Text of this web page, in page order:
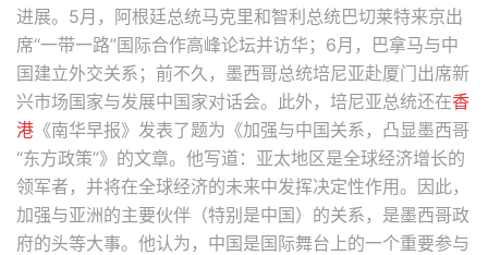
进展。5月，阿根廷总统马克里和智利总统巴切莱特来京出
席“一带一路”国际合作高峰论坛并访华；6月，巴拿马与中
国建立外交关系；前不久，墨西哥总统培尼亚赴厦门出席新
兴市场国家与发展中国家对话会。此外，培尼亚总统还在香
港 《南华早报》发表了题为《加强与中国关系，凸显墨西哥
“东方政策”》的文章。他写道：亚太地区是全球经济增长的
领军者，并将在全球经济的未来中发挥决定性作用。因此，
加强与亚洲的主要伙伴（特别是中国）的关系，是墨西哥政
府的头等大事。他认为，中国是国际舞台上的一个重要参与